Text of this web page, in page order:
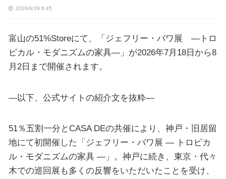
2026/6/29 8:45
富山の51%Storeにて、「ジェフリー・バワ展 ―トロ
ピカル・モダニズムの家具―」が2026年7月18日から8
月2日まで開催されます。
—以下、公式サイトの紹介文を抜粋—
51％五割一分とCASA DEの共催により、神戸・旧居留
地にて初開催した「ジェフリー・バワ展 ― トロピカ
ル・モダニズムの家具 ―」。神戸に続き、東京・代々
木での巡回展も多くの反響をいただいたことを受け、